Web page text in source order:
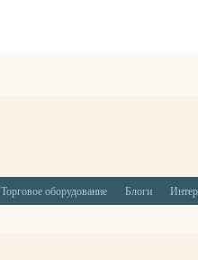
Торговое оборудование Блоги